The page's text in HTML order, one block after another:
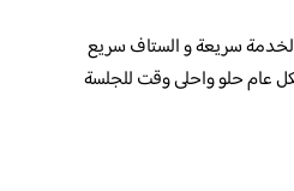
سريعة و الستاف سريع
عام حلو واحلى وقت للجلسة